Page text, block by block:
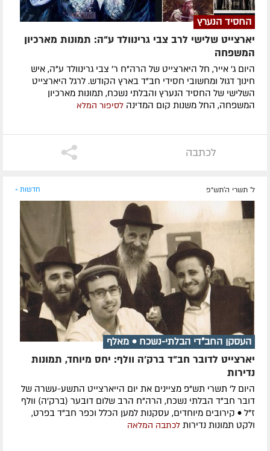
החסיד הנערץ
יארצייט שלישי לרב צבי גרינוולד ע"ה: תמונות מארכיון
המשפחה
היום ג' אייר, חל היארצייט של הרה"ח ר' צבי גרינוולד ע"ה, איש
חינוך דגול ומחשובי חסידי חב"ד בארץ הקודש. לרגל היארצייט
השלישי של החסיד הנערץ והבלתי נשכח, תמונות מארכיון
המשפחה, החל משנות קום המדינה לסיפור המלא
לכתבה
ל' תשרי ה׳תש״פ חדשות »
העסקן החב"די הבלתי-נשכח • מאלף
יארצייט לדובר חב"ד ברק'ה וולף: יחס מיוחד, תמונות
נדירות
היום ל' תשרי תש"פ מציינים את יום הייארצייט התשע-עשרה של
דובר חב"ד הבלתי נשכח, הרה"ח הרב שלום דובער (ברק'ה) וולף
ז"ל • קירובים מיוחדים, עסקנות למען הכלל וכפר חב"ד בפרט,
ולקט תמונות נדירות לכתבה המלאה